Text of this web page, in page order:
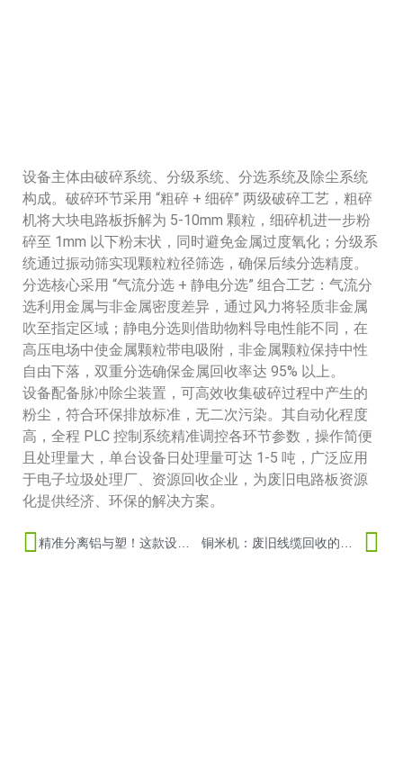
设备主体由破碎系统、分级系统、分选系统及除尘系统
构成。破碎环节采用 “粗碎 + 细碎” 两级破碎工艺，粗碎
机将大块电路板拆解为 5-10mm 颗粒，细碎机进一步粉
碎至 1mm 以下粉末状，同时避免金属过度氧化；分级系
统通过振动筛实现颗粒粒径筛选，确保后续分选精度。
分选核心采用 “气流分选 + 静电分选” 组合工艺：气流分
选利用金属与非金属密度差异，通过风力将轻质非金属
吹至指定区域；静电分选则借助物料导电性能不同，在
高压电场中使金属颗粒带电吸附，非金属颗粒保持中性
自由下落，双重分选确保金属回收率达 95% 以上。
设备配备脉冲除尘装置，可高效收集破碎过程中产生的
粉尘，符合环保排放标准，无二次污染。其自动化程度
高，全程 PLC 控制系统精准调控各环节参数，操作简便
且处理量大，单台设备日处理量可达 1-5 吨，广泛应用
于电子垃圾处理厂、资源回收企业，为废旧电路板资源
化提供经济、环保的解决方案。
精准分离铝与塑！这款设备让回收更省心 铜米机：废旧线缆回收的环保创收核心设备